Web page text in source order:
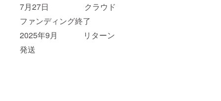
7月27日 クラウド
ファンディング終了
2025年9月 リターン
発送